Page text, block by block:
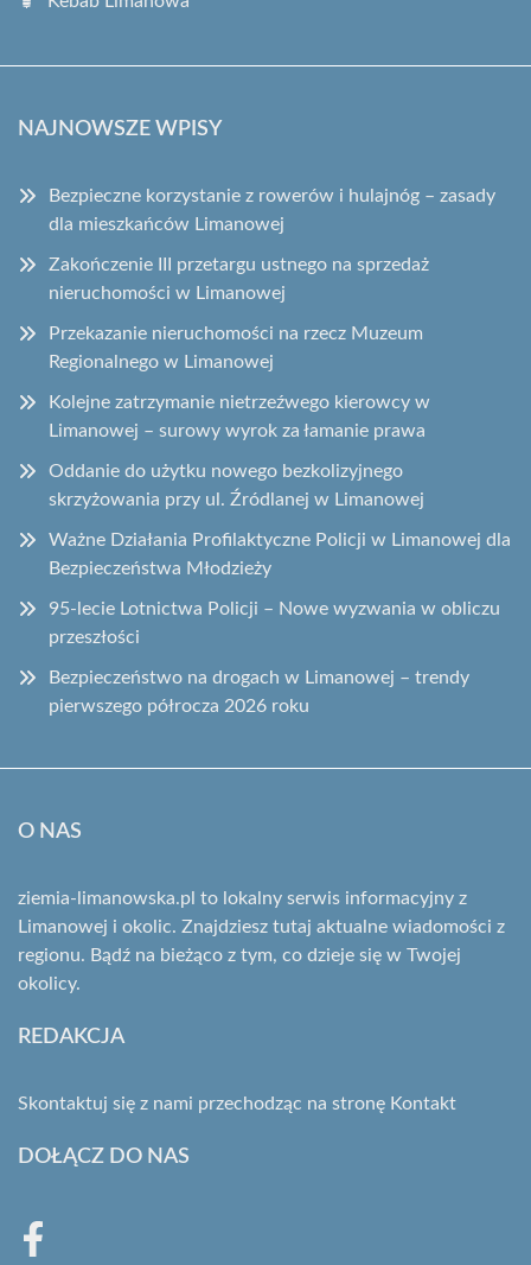
NAJNOWSZE WPISY
Bezpieczne korzystanie z rowerów i hulajnóg – zasady
dla mieszkańców Limanowej
Zakończenie III przetargu ustnego na sprzedaż
nieruchomości w Limanowej
Przekazanie nieruchomości na rzecz Muzeum
Regionalnego w Limanowej
Kolejne zatrzymanie nietrzeźwego kierowcy w
Limanowej – surowy wyrok za łamanie prawa
Oddanie do użytku nowego bezkolizyjnego
skrzyżowania przy ul. Źródlanej w Limanowej
Ważne Działania Profilaktyczne Policji w Limanowej dla
Bezpieczeństwa Młodzieży
95-lecie Lotnictwa Policji – Nowe wyzwania w obliczu
przeszłości
Bezpieczeństwo na drogach w Limanowej – trendy
pierwszego półrocza 2026 roku
O NAS
ziemia-limanowska.pl to lokalny serwis informacyjny z
Limanowej i okolic. Znajdziesz tutaj aktualne wiadomości z
regionu. Bądź na bieżąco z tym, co dzieje się w Twojej
okolicy.
REDAKCJA
Skontaktuj się z nami przechodząc na stronę Kontakt
DOŁĄCZ DO NAS